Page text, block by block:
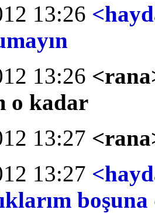
13:26
13:26
o kadar
13:27
13:27